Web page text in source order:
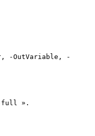
-OutVariable, -
-full ».